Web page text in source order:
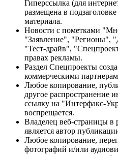
Гиперссылка (для
размещена в
материала.
Новости с пометками
"Заявление", "Регионы",
"Тест-драйв",
правах рекламы.
Раздел Спецпроекты
коммерческими
Любое копирование,
другое распространение
ссылку на "Интерфакс-
воспрещается.
Владелец веб-страницы в
является автор
Любое копирование,
фотографий и/или